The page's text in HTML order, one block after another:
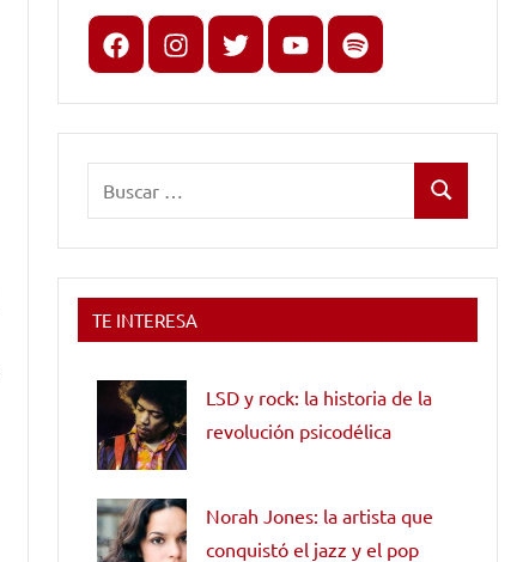
FacebookInstagram
X youtubespotify
Buscar
TE INTERESA
LSD y rock: la historia de la
revolución psicodélica
Norah Jones: la artista que
conquistó el jazz y el pop